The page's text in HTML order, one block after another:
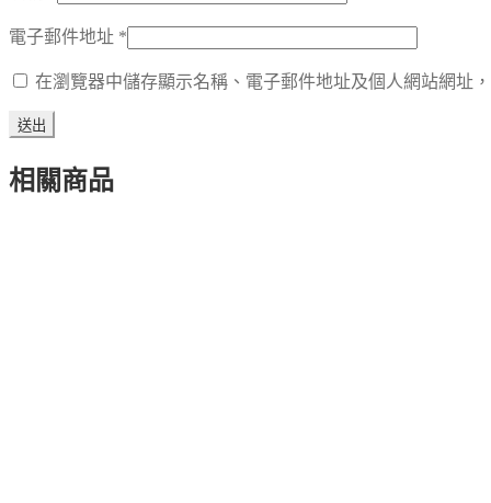
電子郵件地址 *
在瀏覽器中儲存顯示名稱、電子郵件地址及個人網站網址
相關商品